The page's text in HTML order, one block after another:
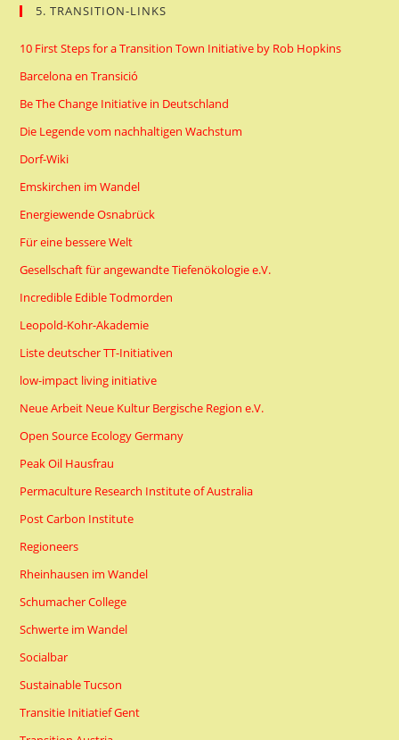
5. TRANSITION-LINKS
10 First Steps for a Transition Town Initiative by Rob Hopkins
Barcelona en Transició
Be The Change Initiative in Deutschland
Die Legende vom nachhaltigen Wachstum
Dorf-Wiki
Emskirchen im Wandel
Energiewende Osnabrück
Für eine bessere Welt
Gesellschaft für angewandte Tiefenökologie e.V.
Incredible Edible Todmorden
Leopold-Kohr-Akademie
Liste deutscher TT-Initiativen
low-impact living initiative
Neue Arbeit Neue Kultur Bergische Region e.V.
Open Source Ecology Germany
Peak Oil Hausfrau
Permaculture Research Institute of Australia
Post Carbon Institute
Regioneers
Rheinhausen im Wandel
Schumacher College
Schwerte im Wandel
Socialbar
Sustainable Tucson
Transitie Initiatief Gent